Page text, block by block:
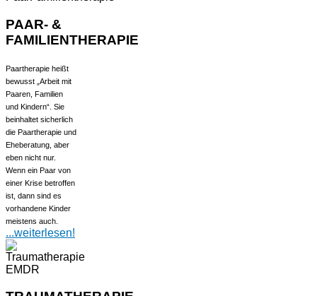
PAAR- &
FAMILIENTHERAPIE
Paartherapie heißt
bewusst „Arbeit mit
Paaren, Familien
und Kindern“. Sie
beinhaltet sicherlich
die Paartherapie und
Eheberatung, aber
eben nicht nur.
Wenn ein Paar von
einer Krise betroffen
ist, dann sind es
vorhandene Kinder
meistens auch.
...weiterlesen!